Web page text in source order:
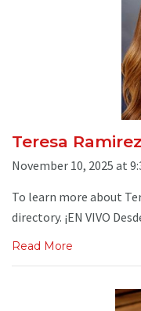
Teresa
November 10, 2025 at
To learn more about
directory. ¡EN VIVO
Read More